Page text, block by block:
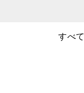
すべ